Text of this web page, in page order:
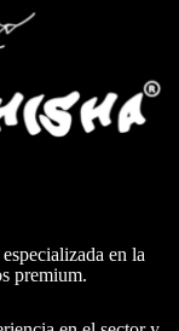
en la
premium.